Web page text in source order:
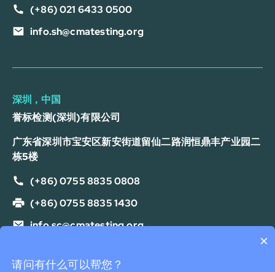
(+86) 021 6433 0500
info.sh@cmatesting.org
深圳，中国
誉标检测(深圳)有限公司
广东省深圳市宝安区新安街道留仙二路润恒鼎丰产业园二
栋5楼
(+86) 0755 8835 0808
(+86) 0755 8835 1430
info.sc@cmatesting.org
隐私政策 Cookie 政策 服务条款
你们是怎么收费的呢？
×
请问有什么可以帮您？